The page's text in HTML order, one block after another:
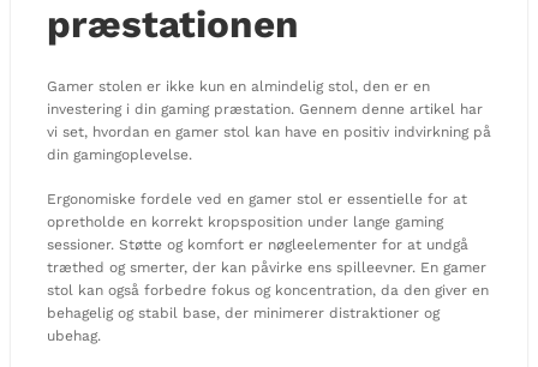
præstationen
Gamer stolen er ikke kun en almindelig stol, den er en
investering i din gaming præstation. Gennem denne artikel har
vi set, hvordan en gamer stol kan have en positiv indvirkning på
din gamingoplevelse.
Ergonomiske fordele ved en gamer stol er essentielle for at
opretholde en korrekt kropsposition under lange gaming
sessioner. Støtte og komfort er nøgleelementer for at undgå
træthed og smerter, der kan påvirke ens spilleevner. En gamer
stol kan også forbedre fokus og koncentration, da den giver en
behagelig og stabil base, der minimerer distraktioner og
ubehag.